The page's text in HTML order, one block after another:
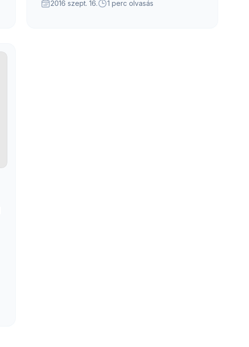
kapcsolatban.
2016 szept. 16. 1 perc olvasás